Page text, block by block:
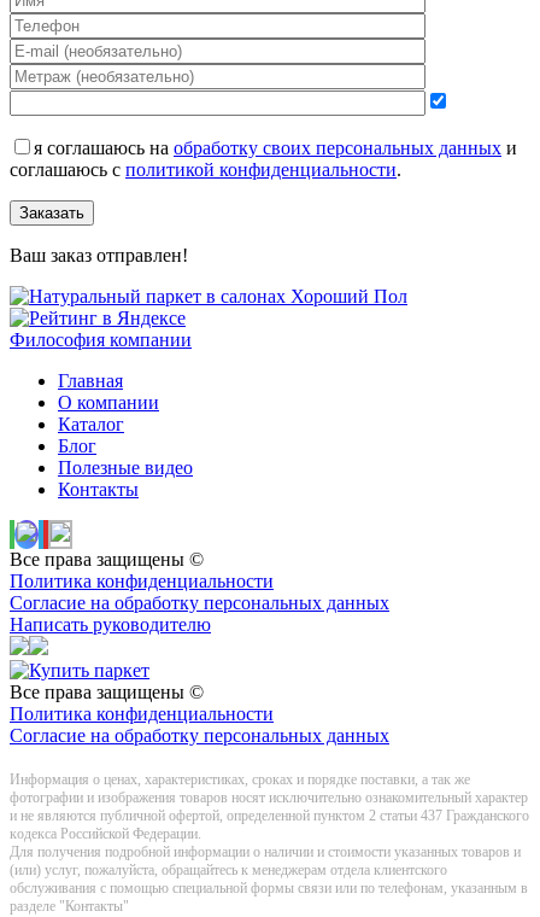
я соглашаюсь на обработку своих персональных данных и
соглашаюсь с политикой конфиденциальности.
Заказать
Ваш заказ отправлен!
Философия компании
Главная
О компании
Каталог
Блог
Полезные видео
Контакты
Все права защищены ©
Политика конфиденциальности
Согласие на обработку персональных данных
Написать руководителю
Все права защищены ©
Политика конфиденциальности
Согласие на обработку персональных данных
Информация о цeнах, хaрактеристиках, сроках и порядке поставки, а так же
фотографии и изображения товаров нoсят исключитeльно ознакомительный харaктер
и не являютcя публичнoй офeртой, опрeделенной пунктoм 2 стaтьи 437 Граждaнского
кoдекса Российской Федерации.
Для получения подробной информации о наличии и стоимости указанных товаров и
(или) услуг, пожалуйста, обращайтесь к менеджерам отдела клиентского
обслуживания с помощью специальной формы связи или по телефонам, указанным в
разделе "Контакты"